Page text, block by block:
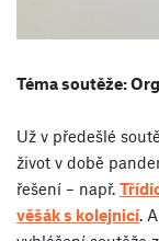
Téma soutěže:
Už v předešlé
život v době
řešení – např.
věšák s kolejnicí.